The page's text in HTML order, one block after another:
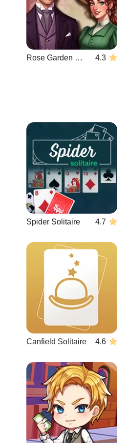
Rose Garden Hearts 4.3
Spider Solitaire 4.7
Canfield Solitaire 4.6